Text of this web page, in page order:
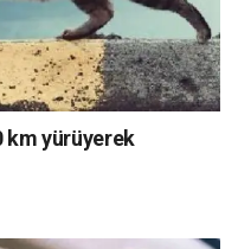
km yürüyerek